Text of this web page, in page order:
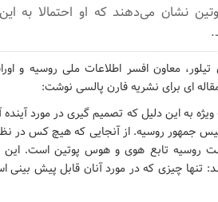
نشان می‌دهند که او احتمالا به
تیلور، معاون افسر اطلاعات ملی روسیه و
ای برای نشریه فارن پالسی نوشت:
به این دلیل که تصمیم گیری در مورد آینده
جمهور روسیه. از آنجایی که هیچ کس در
روسیه تابع هوی و هوس پوتین است. این
چیزی که در مورد آنان قابل پیش بینی